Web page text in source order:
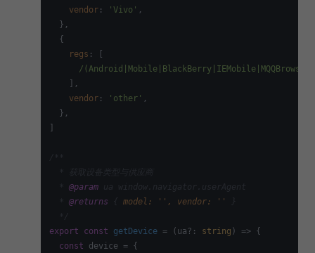
vendor : 'Vivo' ,
  },
  {
regs : [
/
    ],
vendor : 'other' ,
  },
@param ua window.navigator.userAgent
@returns model: '', vendor: ''
}
export
const getDevice = ( ua?: string ) => {
const device = {